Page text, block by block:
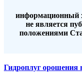
информационный
не является
положениями
Гидроплуг орошения